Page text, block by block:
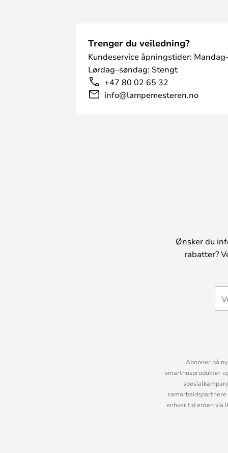
Trenger du veiledning?
Kundeservice åpningstider:
Lørdag–søndag: Stengt
+47 80 02 65 32
info@lampemesteren.no
Ønsker du
rabatter?
Abonner på
smarthusprodukter
enhver tid enten via